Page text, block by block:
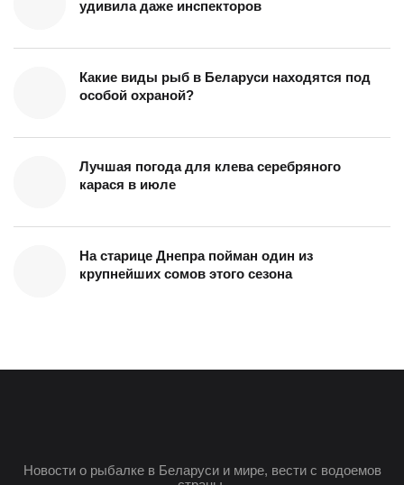
удивила даже инспекторов
Какие виды рыб в Беларуси находятся под
особой охраной?
Лучшая погода для клева серебряного
карася в июле
На старице Днепра пойман один из
крупнейших сомов этого сезона
Новости о рыбалке в Беларуси и мире, вести с водоемов